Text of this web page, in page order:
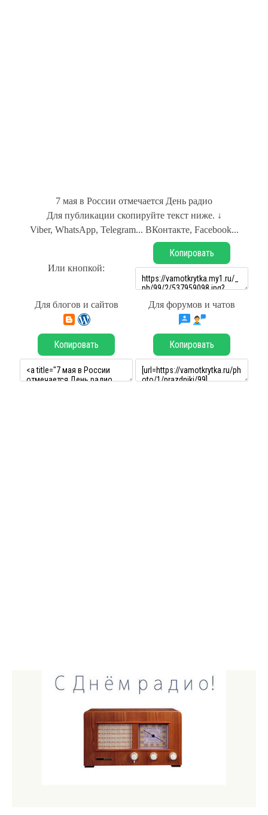
7 мая в России отмечается День радио
Для публикации скопируйте текст ниже. ↓
Viber, WhatsApp, Telegram... ВКонтакте, Facebook...
Или кнопкой:
Копировать
Для блогов и сайтов Для форумов и чатов
Копировать Копировать